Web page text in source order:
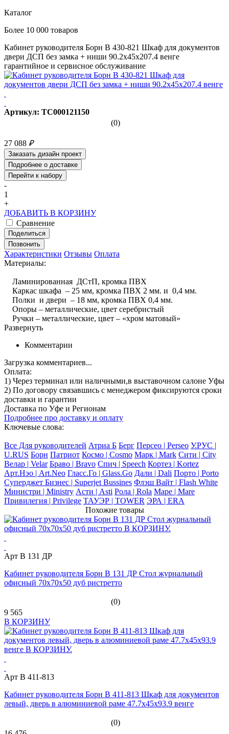
Каталог
Более 10 000 товаров
Кабинет руководителя Борн B 430-821 Шкаф для документов
двери ДСП без замка + ниши 90.2x45x207.4 венге
гарантийное и сервисное обслуживание
Артикул: ТС000121150
(0)
27 088 ₽
Заказать дизайн проект
Подробнее о доставке
Перейти к набору
-
1
+
ДОБАВИТЬ В КОРЗИНУ
Сравнение
Поделиться
Позвонить
Характеристики Отзывы Оплата
Материалы:
Ламинированная ДСтП, кромка ПВХ
Каркас шкафа – 25 мм, кромка ПВХ 2 мм. и 0,4 мм.
Полки и двери – 18 мм, кромка ПВХ 0,4 мм.
Опоры – металлические, цвет серебристый
Ручки – металлические, цвет – «хром матовый»
Развернуть
Комментарии
Загрузка комментариев...
Оплата:
1) Через терминал или наличными,в выставочном салоне Уфы
2) По договору связавшись с менеджером фиксируются сроки
доставки и гарантии
Доставка по Уфе и Регионам
Подробнее про доставку и оплату
Ключевые слова:
Все Для руководителей Атриа Б Берг Персео | Perseo У.РУС |
U.RUS Борн Патриот Космо | Cosmo Марк | Mark Сити | City
Велар | Velar Браво | Bravo Спич | Speech Кортез | Kortez
Арт.Нэо | Art.Neo Гласс.Го | Glass.Go Дали | Dali Порто | Porto
Суперджет Бизнес | Superjet Bussines Флэш Вайт | Flash White
Министри | Ministry Асти | Asti Рола | Rola Маре | Mare
Привилегия | Privilege ТАУЭР | TOWER ЭРА | ERA
Похожие товары
Арт B 131 ДР
Кабинет руководителя Борн B 131 ДР Стол журнальный
офисный 70x70x50 дуб ристретто
(0)
9 565
В КОРЗИНУ
Арт B 411-813
Кабинет руководителя Борн B 411-813 Шкаф для документов
левый, дверь в алюминиевой раме 47.7x45x93.9 венге
(0)